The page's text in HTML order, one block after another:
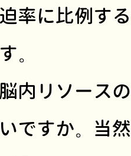
率に比例す
。
内リソース
ですか。当